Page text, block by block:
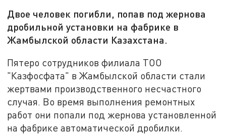
Двое человек погибли, попав под жернова
дробильной установки на фабрике в
Жамбылской области Казахстана.
Пятеро сотрудников филиала ТОО
"Казфосфата" в Жамбылской области стали
жертвами производственного несчастного
случая. Во время выполнения ремонтных
работ они попали под жернова установленной
на фабрике автоматической дробилки.